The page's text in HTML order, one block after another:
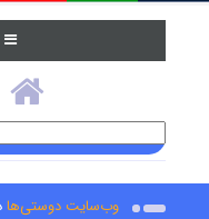
وب‌سایت دوستی‌ها